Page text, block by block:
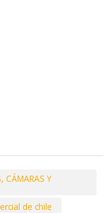
CÁMARAS Y
de chile